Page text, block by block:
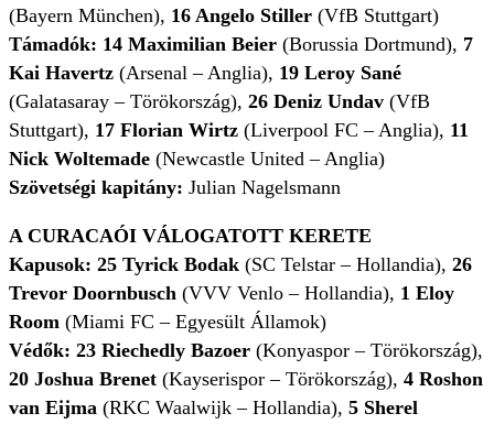
(Bayern München), 16 Angelo Stiller (VfB Stuttgart)
Támadók: 14 Maximilian Beier (Borussia Dortmund), 7
Kai Havertz (Arsenal – Anglia), 19 Leroy Sané
(Galatasaray – Törökország), 26 Deniz Undav (VfB
Stuttgart), 17 Florian Wirtz (Liverpool FC – Anglia), 11
Nick Woltemade (Newcastle United – Anglia)
Szövetségi kapitány: Julian Nagelsmann
A CURACAÓI VÁLOGATOTT KERETE
Kapusok: 25 Tyrick Bodak (SC Telstar – Hollandia), 26
Trevor Doornbusch (VVV Venlo – Hollandia), 1 Eloy
Room (Miami FC – Egyesült Államok)
Védők: 23 Riechedly Bazoer (Konyaspor – Törökország),
20 Joshua Brenet (Kayserispor – Törökország), 4 Roshon
van Eijma (RKC Waalwijk – Hollandia), 5 Sherel